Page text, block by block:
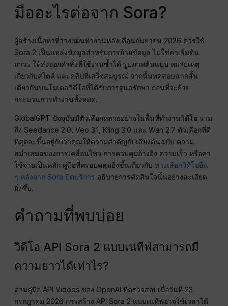
มืออะไรต่อจาก Sora?
ผู้สร้างเนื้อหาที่วางแผนทำงานหลังเดือนกันยายน 2026 ควรใช้
Sora 2 เป็นแหล่งข้อมูลสำหรับการย้ายข้อมูล ไม่ใช่ค่าเริ่มต้น
ถาวร ให้ส่งออกคำสั่งที่ใช้งานซ้ำได้ รูปภาพต้นแบบ หมายเหตุ
เกี่ยวกับสไตล์ และคลิปที่เสร็จสมบูรณ์ จากนั้นทดสอบฉากสั้น
เดียวกันบนโมเดลวิดีโอที่ได้รับการดูแลรักษา ก่อนที่จะย้าย
กระบวนการทำงานทั้งหมด.
GlobalGPT ปัจจุบันมีตัวเลือกหลายอย่างในพื้นที่ทำงานวิดีโอ รวม
ถึง Seedance 2.0, Veo 3.1, Kling 3.0 และ Wan 2.7 ตัวเลือกที่ดี
ที่สุดจะขึ้นอยู่กับว่าคุณให้ความสำคัญกับเสียงต้นฉบับ ความ
สม่ำเสมอของการเคลื่อนไหว การควบคุมอ้างอิง ความเร็ว หรือค่า
ใช้จ่ายเป็นหลัก คู่มือที่ครอบคลุมยิ่งขึ้นเกี่ยวกับทางเลือกวิดีโออื่น
ๆ หลังจาก Sora ปิดบริการ อธิบายการตัดสินใจนั้นอย่างละเอียด
ยิ่งขึ้น.
คำถามที่พบบ่อย
วิดีโอ API Sora 2 แบบเนทีฟสามารถมี
ความยาวได้เท่าไร?
ตามคู่มือ API Videos ของ OpenAI ที่ตรวจสอบเมื่อวันที่ 23
กรกฎาคม 2026 การสร้าง API Sora 2 แบบเนทีฟอาจใช้เวลาได้